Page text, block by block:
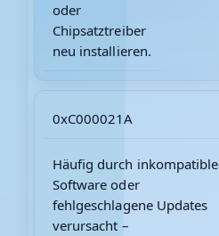
oder
Chipsatztreiber
neu installieren.
0xC000021A
Häufig durch inkompatible
Software oder
fehlgeschlagene Updates
verursacht –